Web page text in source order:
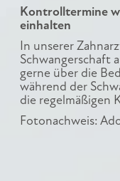
Kontrolltermine
einhalten
In unserer
Schwangerschaft
gerne über die
während der
die regelmäßigen
Fotonachweis: